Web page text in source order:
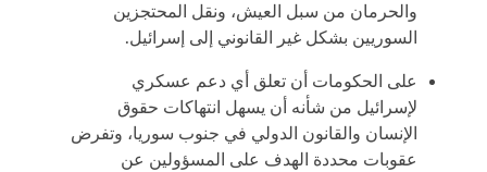
والحرمان من سبل العيش، ونقل المحتجزين
السوريين بشكل غير القانوني إلى إسرائيل.
على الحكومات أن تعلق أي دعم عسكري
لإسرائيل من شأنه أن يسهل انتهاكات حقوق
الإنسان والقانون الدولي في جنوب سوريا، وتفرض
عقوبات محددة الهدف على المسؤولين عن